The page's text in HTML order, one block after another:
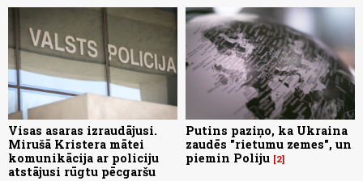
Visas asaras izraudājusi.
Mirušā Kristera mātei
komunikācija ar policiju
atstājusi rūgtu pēcgaršu
Putins paziņo, ka Ukraina
zaudēs "rietumu zemes", un
piemin Poliju 2